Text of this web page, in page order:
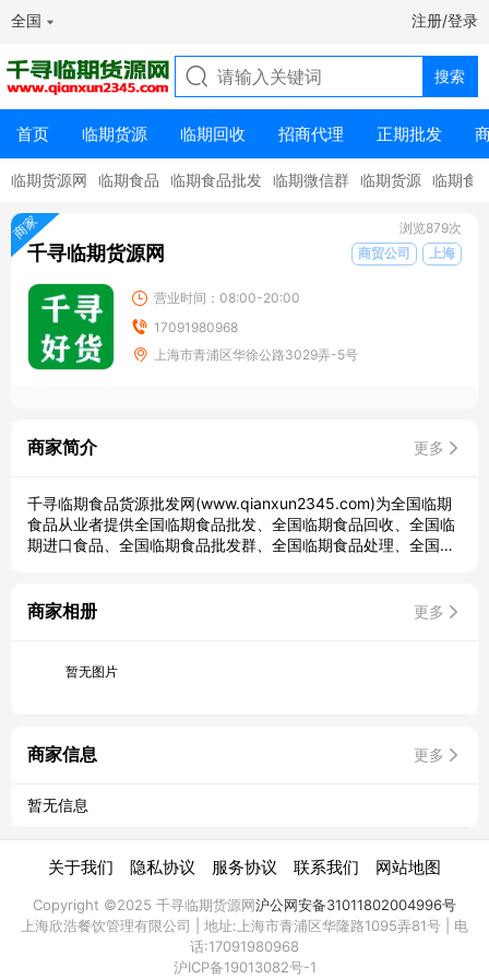
全国 注册/登录
首页 临期货源 临期回收 招商代理 正期批发
临期货源网 临期食品 临期食品批发 临期微信群 临期货源 临期食
商家 浏览879次
千寻临期货源网 商贸公司 上海
营业时间：08:00-20:00
17091980968
上海市青浦区华徐公路3029弄-5号
商家简介 更多
千寻临期食品货源批发网(www.qianxun2345.com)为全国临期
食品从业者提供全国临期食品批发、全国临期食品回收、全国临
期进口食品、全国临期食品批发群、全国临期食品处理、全国临
商家相册 更多
暂无图片
商家信息 更多
暂无信息
关于我们 隐私协议 服务协议 联系我们 网站地图
Copyright ©2025 千寻临期货源网沪公网安备31011802004996号
上海欣浩餐饮管理有限公司 | 地址:上海市青浦区华隆路1095弄81号 | 电
话:17091980968
沪ICP备19013082号-1